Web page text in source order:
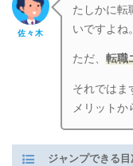
佐々木
たしかに転
いですよね。
ただ、転職
それではま
メリットか
ジャンプできる目